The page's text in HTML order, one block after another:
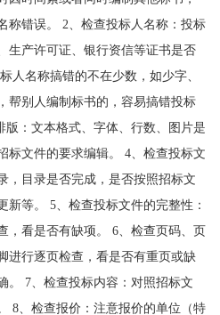
称错误。 2、检查投标人名称：投标
生产许可证、银行资信等证书是否
人名称搞错的不在少数，如少字、
帮别人编制标书的，容易搞错投标
版：文本格式、字体、行数、图片是
标文件的要求编辑。 4、检查投标文
，目录是否完成，是否按照招标文
等。 5、检查投标文件的完整性：
，看是否有缺项。 6、检查页码、页
进行逐页检查，看是否有重页或缺
。 7、检查投标内容：对照招标文
8、检查报价：注意报价的单位（特